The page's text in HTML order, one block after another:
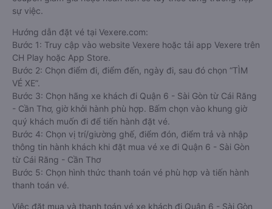
sự việc.
Hướng dẫn đặt vé tại Vexere.com:
Bước 1: Truy cập vào website Vexere hoặc tải app Vexere trên
CH Play hoặc App Store.
Bước 2: Chọn điểm đi, điểm đến, ngày đi, sau đó chọn “TÌM
VÉ XE”.
Bước 3: Chọn hãng xe khách đi Quận 6 - Sài Gòn từ Cái Răng
- Cần Thơ, giờ khởi hành phù hợp. Bấm chọn vào khung giờ
quý khách muốn đi để tiến hành đặt vé.
Bước 4: Chọn vị trí/giường ghế, điểm đón, điểm trả và nhập
thông tin hành khách khi đặt mua vé xe đi Quận 6 - Sài Gòn
từ Cái Răng - Cần Thơ
Bước 5: Chọn hình thức thanh toán vé phù hợp và tiến hành
thanh toán vé.
Việc đặt mua và thanh toán vé xe khách đi Quận 6 - Sài Gòn